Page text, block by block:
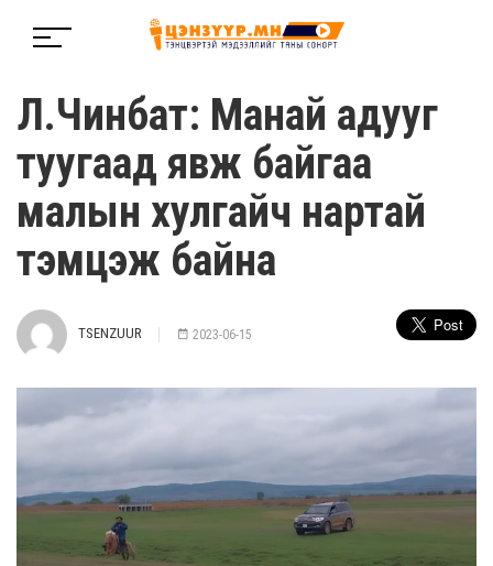
Л.Чинбат: Манай адууг
туугаад явж байгаа
малын хулгайч нартай
тэмцэж байна
TSENZUUR 2023-06-15